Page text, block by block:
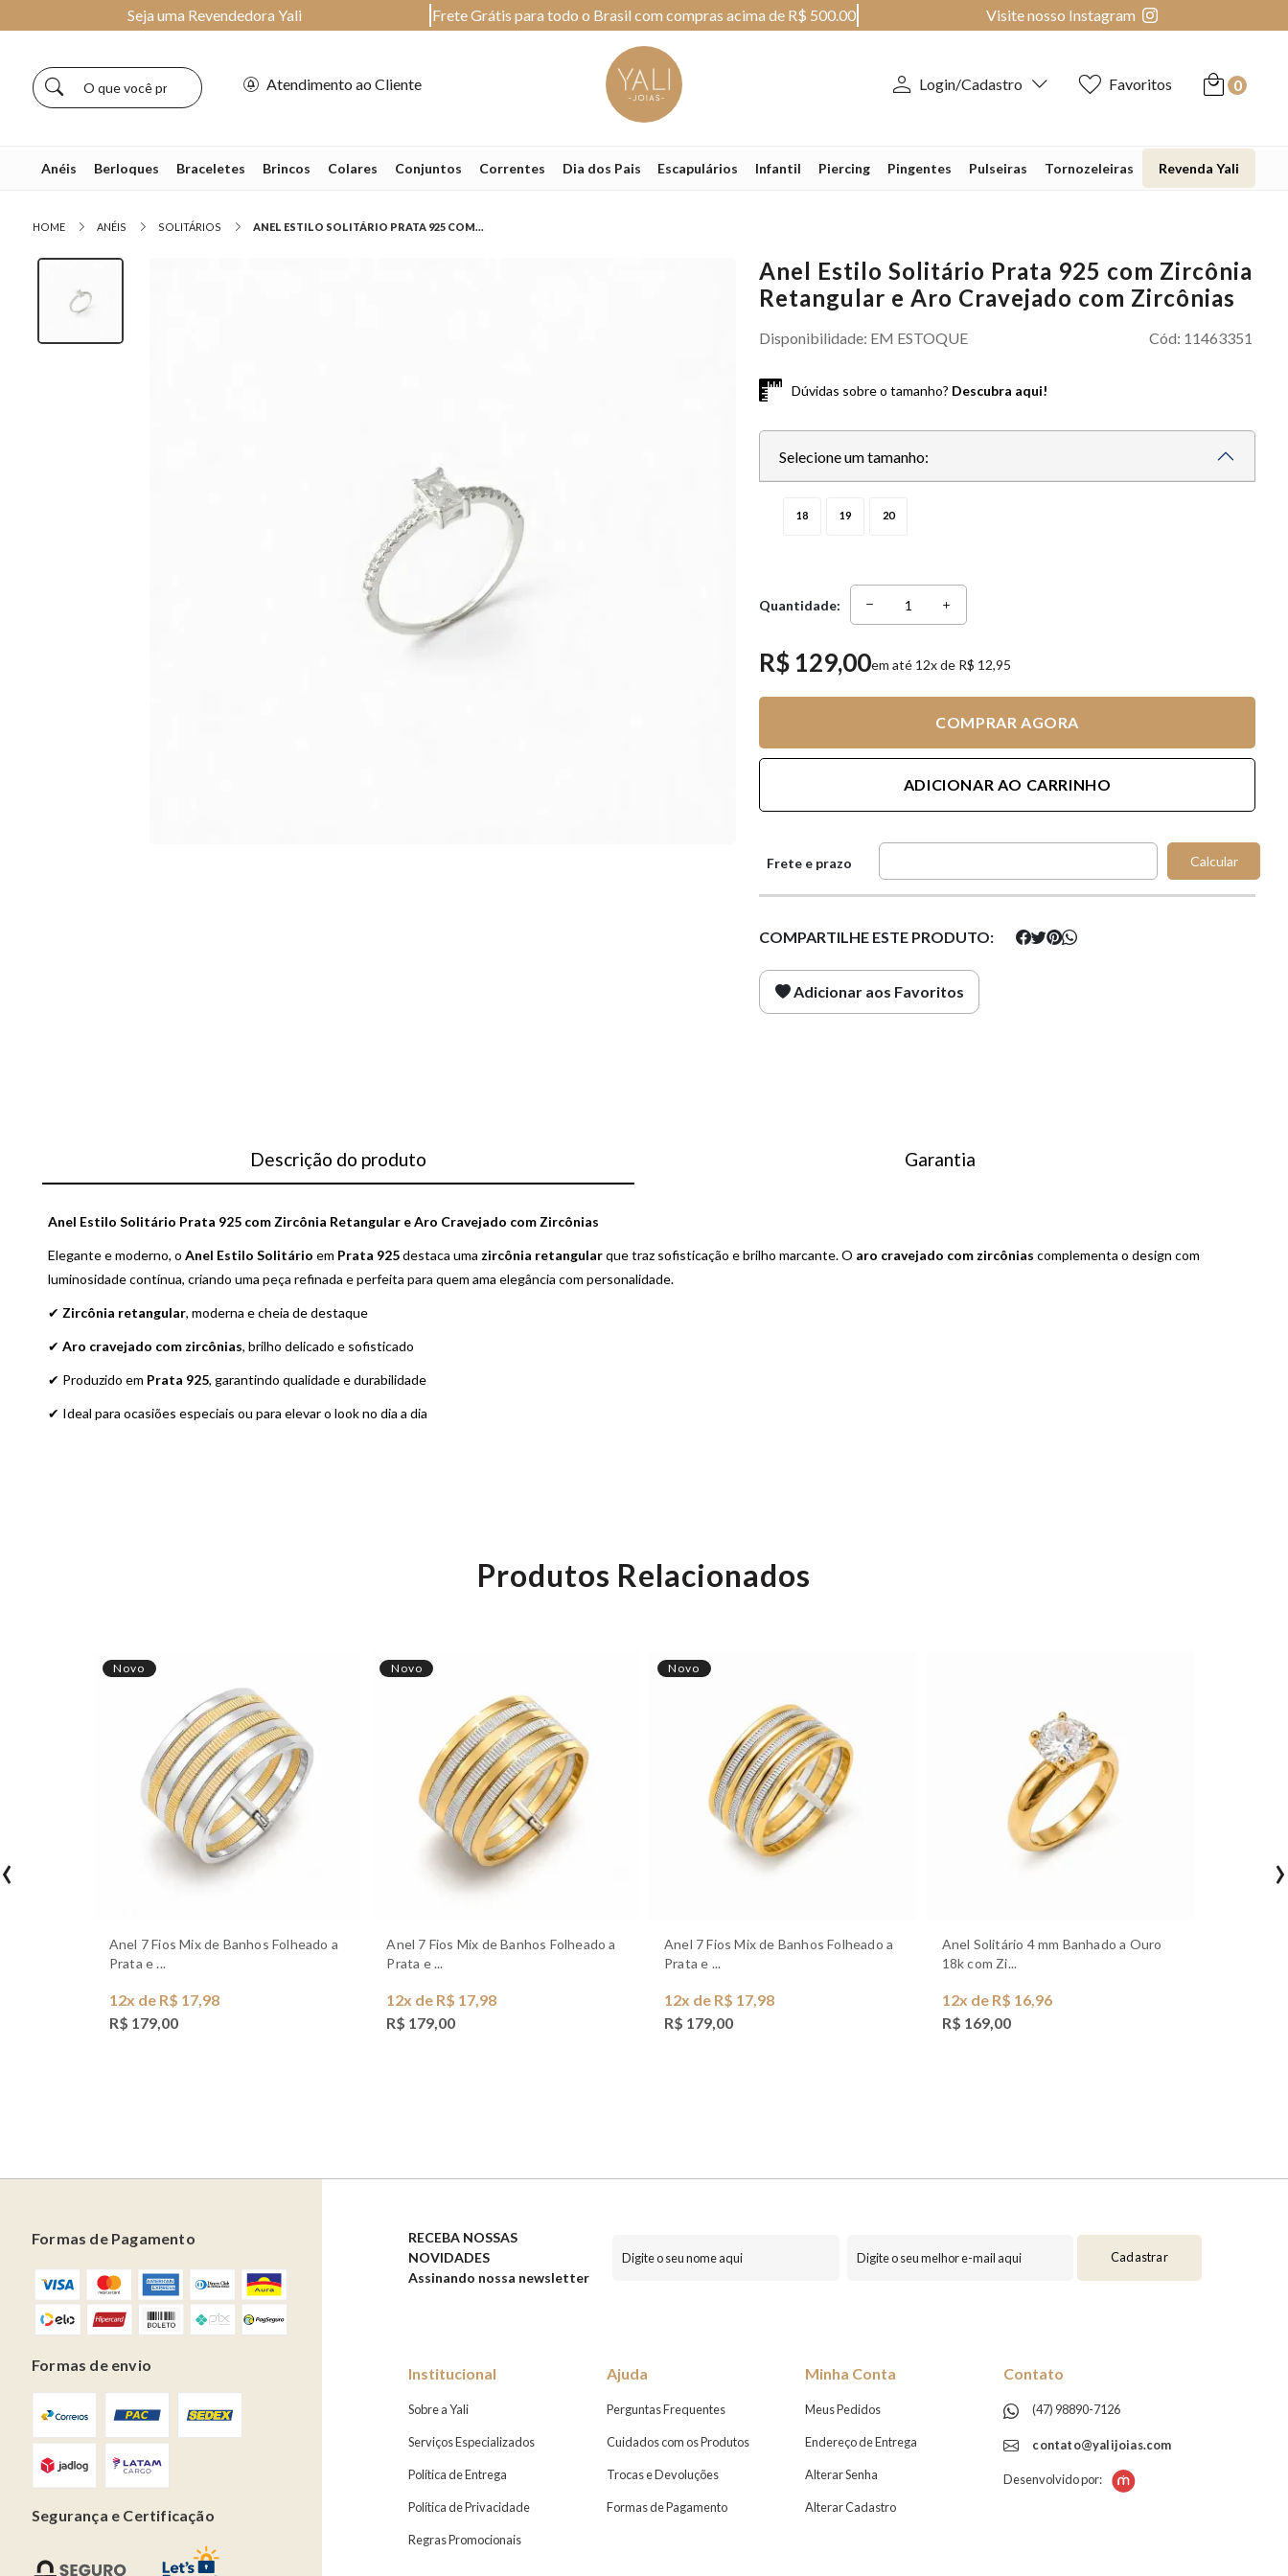
Seja uma Revendedora Yali Frete Grátis para todo o Brasil com compras acima de R$ 500.00 Visite nosso Instagram
Atendimento ao Cliente Login/Cadastro Favoritos 0
Anéis Berloques Braceletes Brincos Colares Conjuntos Correntes Dia dos Pais Escapulários Infantil Piercing Pingentes Pulseiras Tornozeleiras Revenda Yali
HOME ANÉIS SOLITÁRIOS ANEL ESTILO SOLITÁRIO PRATA 925 COM...
Anel Estilo Solitário Prata 925 com Zircônia
Retangular e Aro Cravejado com Zircônias
Disponibilidade: EM ESTOQUE Cód: 11463351
Dúvidas sobre o tamanho? Descubra aqui!
Selecione um tamanho:
18 19 20
Quantidade:
R$ 129,00em até 12x de R$ 12,95
COMPRAR AGORA
ADICIONAR AO CARRINHO
Frete e prazo Calcular
COMPARTILHE ESTE PRODUTO:
Adicionar aos Favoritos
Descrição do produto Garantia
Anel Estilo Solitário Prata 925 com Zircônia Retangular e Aro Cravejado com Zircônias
Elegante e moderno, o Anel Estilo Solitário em Prata 925destaca uma zircônia retangularque traz sofisticação e brilho marcante. O aro cravejado com zircônias complementa o design com
luminosidade contínua, criando uma peça refinada e perfeita para quem ama elegância com personalidade.
✔ Zircônia retangular, moderna e cheia de destaque
✔ Aro cravejado com zircônias, brilho delicado e sofisticado
✔ Produzido em Prata 925, garantindo qualidade e durabilidade
✔ Ideal para ocasiões especiais ou para elevar o look no dia a dia
Produtos Relacionados
Novo
Anel 7 Fios Mix de Banhos Folheado a
Prata e ...
12x de R$ 17,98
R$ 179,00
Novo
Anel 7 Fios Mix de Banhos Folheado a
Prata e ...
12x de R$ 17,98
R$ 179,00
Novo
Anel 7 Fios Mix de Banhos Folheado a
Prata e ...
12x de R$ 17,98
R$ 179,00
Anel Solitário 4 mm Banhado a Ouro
18k com Zi...
12x de R$ 16,96
R$ 169,00
‹ ›
Formas de Pagamento
Formas de envio
Segurança e Certificação
RECEBA NOSSAS
NOVIDADES
Assinando nossa newsletter
Cadastrar
Institucional
Sobre a Yali
Serviços Especializados
Política de Entrega
Política de Privacidade
Regras Promocionais
Ajuda
Perguntas Frequentes
Cuidados com os Produtos
Trocas e Devoluções
Formas de Pagamento
Minha Conta
Meus Pedidos
Endereço de Entrega
Alterar Senha
Alterar Cadastro
Contato
(47) 98890-7126
contato@yalijoias.com
Desenvolvido por: